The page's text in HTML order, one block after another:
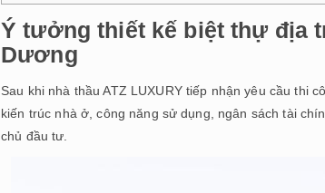
Ý tưởng thiết kế biệt thự địa
Dương
Sau khi nhà thầu ATZ LUXURY tiếp nhận yêu cầu thi
kiến trúc nhà ở, công năng sử dụng, ngân sách tài
chủ đầu tư.